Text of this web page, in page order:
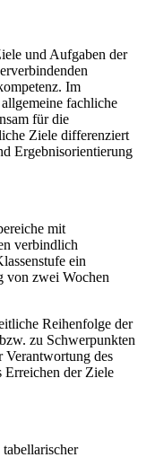
und Aufgaben der
Im
fachliche
für die
Ziele differenziert
Ergebnisorientierung
mit
verbindlich
ein
von zwei Wochen
Reihenfolge der
zu Schwerpunkten
Verantwortung des
Erreichen der Ziele